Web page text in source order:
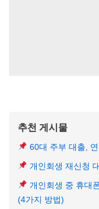
추천 게시물
60대 주부 대출,
개인회생 재신청
개인회생 중 휴대
(4가지 방법)